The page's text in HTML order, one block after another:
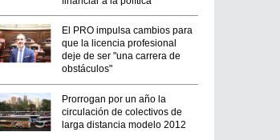
El PRO impulsa cambios para
que la licencia profesional
deje de ser "una carrera de
obstáculos"
Prorrogan por un año la
circulación de colectivos de
larga distancia modelo 2012